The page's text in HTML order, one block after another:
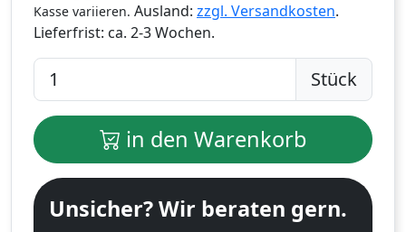
Kasse variieren. Ausland: zzgl. Versandkosten.
Lieferfrist: ca. 2-3 Wochen.
Stück
in den Warenkorb
Unsicher? Wir beraten gern.